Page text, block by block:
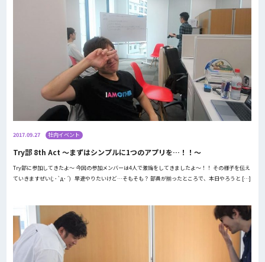
2017.09.27 社内イベント
Try部 8th Act ～まずはシンプルに1つのアプリを…！！～
Try部に参加してきたよ～ 今回の参加メンバーは4人で激論をしてきましたよ～！！ その様子を伝え
ていきますぜい(; ･`д･´) 早速やりたいけど…そもそも？ 部員が揃ったところで、本日やろうと […]